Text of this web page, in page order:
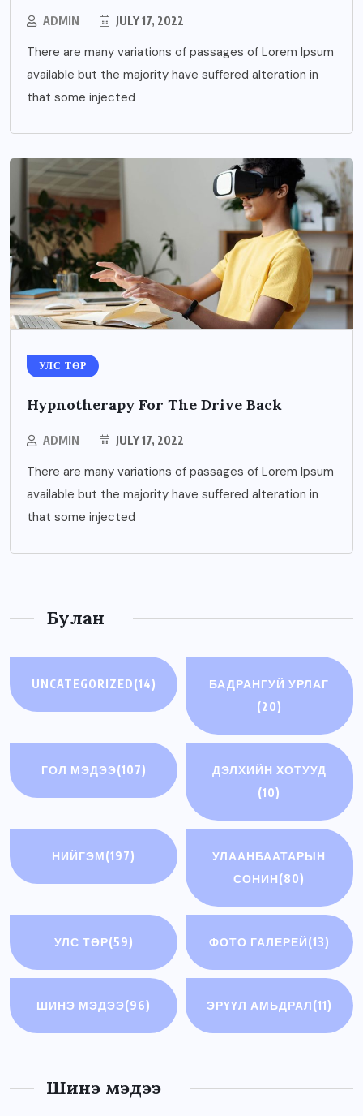
ADMIN JULY 17, 2022
There are many variations of passages of Lorem Ipsum
available but the majority have suffered alteration in
that some injected
УЛС ТӨР
Hypnotherapy For The Drive Back
ADMIN JULY 17, 2022
There are many variations of passages of Lorem Ipsum
available but the majority have suffered alteration in
that some injected
Булан
UNCATEGORIZED(14)
БАДРАНГУЙ УРЛАГ
(20)
ГОЛ МЭДЭЭ(107)
ДЭЛХИЙН ХОТУУД
(10)
НИЙГЭМ(197)
УЛААНБААТАРЫН
СОНИН(80)
УЛС ТӨР(59) ФОТО ГАЛЕРЕЙ(13)
ШИНЭ МЭДЭЭ(96) ЭРҮҮЛ АМЬДРАЛ(11)
Шинэ мэдээ